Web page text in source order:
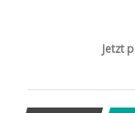
Jetzt